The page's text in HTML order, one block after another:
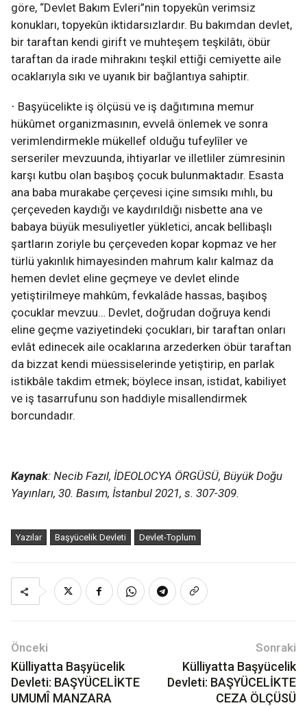
göre, “Devlet Bakım Evleri”nin topyekûn verimsiz
konukları, topyekûn iktidarsızlardır. Bu bakımdan devlet,
bir taraftan kendi girift ve muhteşem teşkilâtı, öbür
taraftan da irade mihrakını teşkil ettiği cemiyette aile
ocaklarıyla sıkı ve uyanık bir bağlantıya sahiptir.
· Başyücelikte iş ölçüsü ve iş dağıtımına memur
hükûmet organizmasının, evvelâ önlemek ve sonra
verimlendirmekle mükellef olduğu tufeylîler ve
serseriler mevzuunda, ihtiyarlar ve illetliler zümresinin
karşı kutbu olan başıboş çocuk bulunmaktadır. Esasta
ana baba murakabe çerçevesi içine sımsıkı mıhlı, bu
çerçeveden kaydığı ve kaydırıldığı nisbette ana ve
babaya büyük mesuliyetler yükletici, ancak bellibaşlı
şartların zoriyle bu çerçeveden kopar kopmaz ve her
türlü yakınlık himayesinden mahrum kalır kalmaz da
hemen devlet eline geçmeye ve devlet elinde
yetiştirilmeye mahkûm, fevkalâde hassas, başıboş
çocuklar mevzuu… Devlet, doğrudan doğruya kendi
eline geçme vaziyetindeki çocukları, bir taraftan onları
evlât edinecek aile ocaklarına arzederken öbür taraftan
da bizzat kendi müessiselerinde yetiştirip, en parlak
istikbâle takdim etmek; böylece insan, istidat, kabiliyet
ve iş tasarrufunu son haddiyle misallendirmek
borcundadır.
Kaynak: Necib Fazıl, İDEOLOCYA ÖRGÜSÜ, Büyük Doğu
Yayınları, 30. Basım, İstanbul 2021, s. 307-309.
Yazılar Başyücelik Devleti Devlet-Toplum
Önceki
Külliyatta Başyücelik
Devleti: BAŞYÜCELİKTE
UMUMÎ MANZARA
Sonraki
Külliyatta Başyücelik
Devleti: BAŞYÜCELİKTE
CEZA ÖLÇÜSÜ